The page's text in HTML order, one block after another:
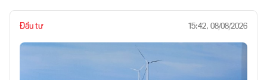
Đầu tư 15:42, 08/08/2026